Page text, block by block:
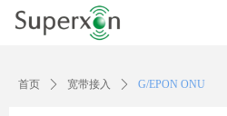
首页 ꄲ 宽带接入 ꄲ G/EPON ONU